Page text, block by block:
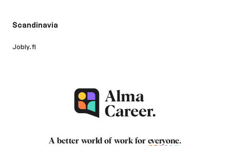
Scandinavia
Jobly.fi
A better world of work for everyone.